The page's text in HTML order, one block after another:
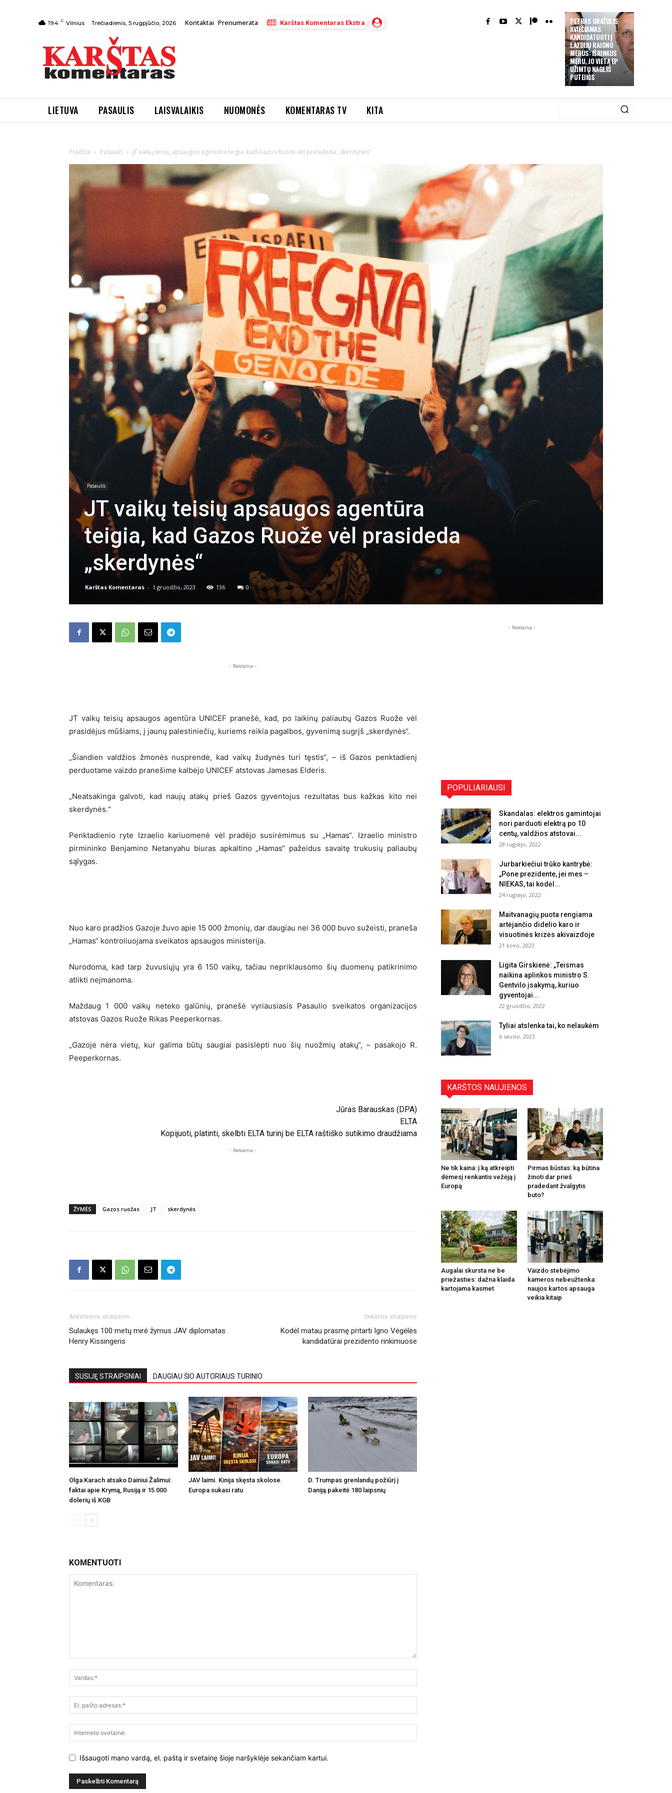
PETRAS GRAŽULIS
KVIEČIAMAS
KANDIDATUOTI Į
LAZDIJŲ RAJONO
MERUS: IŠRINKUS
MERU, JO VIETĄ EP
UŽIMTŲ NAGLIS
PUTEIKIS
19.4 C Vilnius Trečiadienis, 5 rugpjūčio, 2026 Kontaktai Prenumerata Karštas Komentaras Ekstra
LIETUVA PASAULIS LAISVALAIKIS NUOMONĖS KOMENTARAS TV KITA
Pradžia Pasaulis JT vaikų teisių apsaugos agentūra teigia, kad Gazos Ruože vėl prasideda „skerdynės“
Pasaulis
JT vaikų teisių apsaugos agentūra
teigia, kad Gazos Ruože vėl prasideda
„skerdynės“
Karštas Komentaras - 1 gruodžio, 2023 136 0
- Reklama -
JT vaikų teisių apsaugos agentūra UNICEF pranešė, kad, po laikinų paliaubų Gazos Ruože vėl
prasidėjus mūšiams, į jaunų palestiniečių, kuriems reikia pagalbos, gyvenimą sugrįš „skerdynės“.
„Šiandien valdžios žmonės nusprendė, kad vaikų žudynės turi tęstis“, – iš Gazos penktadienį
perduotame vaizdo pranešime kalbėjo UNICEF atstovas Jamesas Elderis.
„Neatsakinga galvoti, kad naujų atakų prieš Gazos gyventojus rezultatas bus kažkas kito nei
skerdynės.“
Penktadienio ryte Izraelio kariuomenė vėl pradėjo susirėmimus su „Hamas“. Izraelio ministro
pirmininko Benjamino Netanyahu biuras apkaltino „Hamas“ pažeidus savaitę trukusių paliaubų
sąlygas.
Nuo karo pradžios Gazoje žuvo apie 15 000 žmonių, dar daugiau nei 36 000 buvo sužeisti, praneša
„Hamas“ kontroliuojama sveikatos apsaugos ministerija.
Nurodoma, kad tarp žuvusiųjų yra 6 150 vaikų, tačiau nepriklausomo šių duomenų patikrinimo
atlikti neįmanoma.
Maždaug 1 000 vaikų neteko galūnių, pranešė vyriausiasis Pasaulio sveikatos organizacijos
atstovas Gazos Ruože Rikas Peeperkornas.
„Gazoje nėra vietų, kur galima būtų saugiai pasislėpti nuo šių nuožmių atakų“, – pasakojo R.
Peeperkornas.
Jūras Barauskas (DPA)
ELTA
Kopijuoti, platinti, skelbti ELTA turinį be ELTA raštiško sutikimo draudžiama
- Reklama -
ŽYMĖS Gazos ruožas JT skerdynės
Ankstesnis straipsnis
Sulaukęs 100 metų mirė žymus JAV diplomatas
Henry Kissingeris
Sekantis straipsnis
Kodėl matau prasmę pritarti Igno Vėgėlės
kandidatūrai prezidento rinkimuose
SUSIJĘ STRAIPSNIAI DAUGIAU ŠIO AUTORIAUS TURINIO
Olga Karach atsako Dainiui Žalimui:
faktai apie Krymą, Rusiją ir 15 000
dolerių iš KGB
JAV laimi. Kinija skęsta skolose.
Europa sukasi ratu
D. Trumpas grenlandų požiūrį į
Daniją pakeitė 180 laipsnių
KOMENTUOTI
Išsaugoti mano vardą, el. paštą ir svetainę šioje naršyklėje sekančiam kartui.
- Reklama -
POPULIARIAUSI
Skandalas: elektros gamintojai
nori parduoti elektrą po 10
centų, valdžios atstovai...
28 rugsėjo, 2022
Jurbarkiečiui trūko kantrybė:
„Pone prezidente, jei mes –
NIEKAS, tai kodėl...
24 rugsėjo, 2022
Maitvanagių puota rengiama
artėjančio didelio karo ir
visuotinės krizės akivaizdoje
21 kovo, 2023
Ligita Girskienė: „Teismas
naikina aplinkos ministro S.
Gentvilo įsakymą, kuriuo
gyventojai...
22 gruodžio, 2022
Tyliai atslenka tai, ko nelaukėm
6 sausio, 2023
KARŠTOS NAUJIENOS
Ne tik kaina: į ką atkreipti
dėmesį renkantis vežėją į
Europą
Pirmas būstas: ką būtina
žinoti dar prieš
pradedant žvalgytis
buto?
Augalai skursta ne be
priežasties: dažna klaida
kartojama kasmet
Vaizdo stebėjimo
kameros nebeužtenka:
naujos kartos apsauga
veikia kitaip